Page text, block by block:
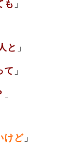
も 」
と 」
て 」
」
けど 」